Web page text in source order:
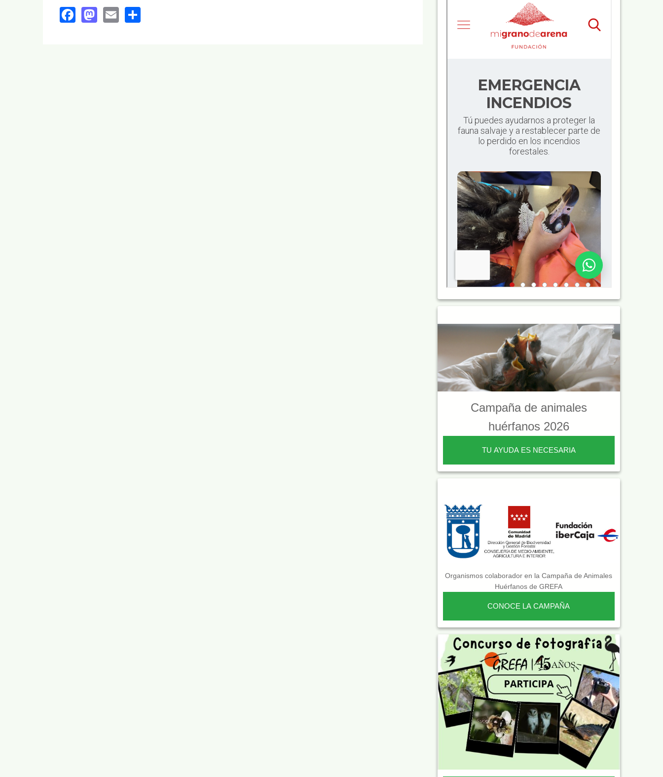
Facebook
Mastodon
Email
Campaña de animales
huérfanos 2026
TU AYUDA ES NECESARIA
Organismos colaborador en la Campaña de Animales
Huérfanos de GREFA
CONOCE LA CAMPAÑA